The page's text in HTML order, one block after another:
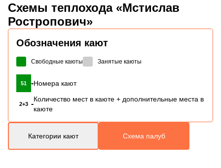
Схемы теплохода «Мстислав
Ростропович»
Обозначения кают
Свободные каюты Занятые каюты
51 -Номера кают
2+3 -
Количество мест в каюте + дополнительные места в
каюте
Категории кают Схема палуб